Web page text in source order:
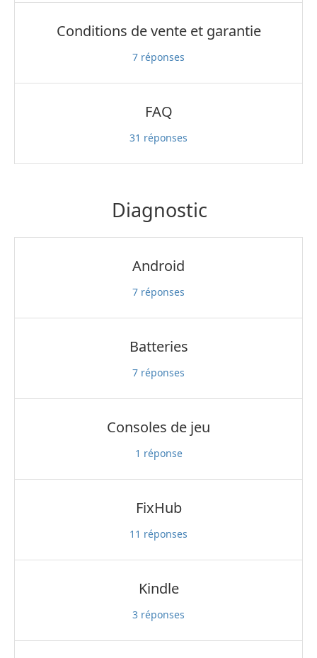
Conditions de vente et garantie
7 réponses
FAQ
31 réponses
Diagnostic
Android
7 réponses
Batteries
7 réponses
Consoles de jeu
1 réponse
FixHub
11 réponses
Kindle
3 réponses